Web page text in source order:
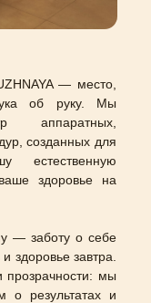
— место,
об руку. Мы
аппаратных,
созданных для
естественную
здоровье на
— заботу о себе
здоровье завтра.
прозрачности: мы
о результатах и